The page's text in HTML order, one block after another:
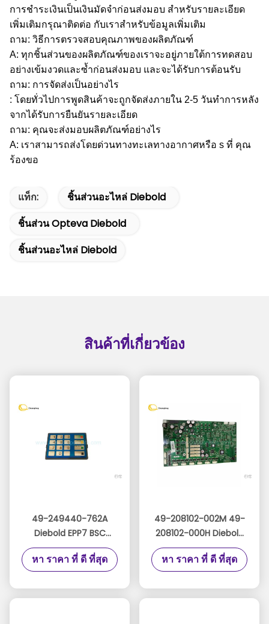
การชำระเงินเป็นเงินมัดจำก่อนส่งมอบ สำหรับรายละเอียด
เพิ่มเติมกรุณาติดต่อ กับเราสำหรับข้อมูลเพิ่มเติม
ถาม: วิธีการตรวจสอบคุณภาพของผลิตภัณฑ์
A: ทุกชิ้นส่วนของผลิตภัณฑ์ของเราจะอยู่ภายใต้การทดสอบ
อย่างเข้มงวดและซ้ำก่อนส่งมอบ และจะได้รับการต้อนรับ
ถาม: การจัดส่งเป็นอย่างไร
: โดยทั่วไปการพูดสินค้าจะถูกจัดส่งภายใน 2-5 วันทำการหลัง
จากได้รับการยืนยันรายละเอียด
ถาม: คุณจะส่งมอบผลิตภัณฑ์อย่างไร
A: เราสามารถส่งโดยด่วนทางทะเลทางอากาศหรือ s ที่ คุณ
ร้องขอ
แท็ก:
ชิ้นส่วนอะไหล่ Diebold
ชิ้นส่วน Opteva Diebold
ชิ้นส่วนอะไหล่ Diebold
สินค้าที่เกี่ยวข้อง
49-249440-762A
Diebold EPP7 BSC
เวอร์ชันสเปน Diebold
EPP7 49249447707B
หา ราคา ที่ ดี ที่สุด
49-208102-002M 49-
208102-000H Diebold
ATM Parts CCA Board
49208102002M
หา ราคา ที่ ดี ที่สุด